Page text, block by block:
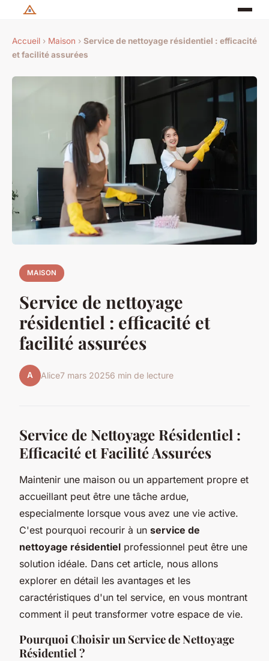
Accueil › Maison › Service de nettoyage résidentiel : efficacité
et facilité assurées
MAISON
Service de nettoyage
résidentiel : efficacité et
facilité assurées
A Alice7 mars 20256 min de lecture
Service de Nettoyage Résidentiel :
Efficacité et Facilité Assurées
Maintenir une maison ou un appartement propre et
accueillant peut être une tâche ardue,
especialmente lorsque vous avez une vie active.
C'est pourquoi recourir à un service de
nettoyage résidentiel professionnel peut être une
solution idéale. Dans cet article, nous allons
explorer en détail les avantages et les
caractéristiques d'un tel service, en vous montrant
comment il peut transformer votre espace de vie.
Pourquoi Choisir un Service de Nettoyage
Résidentiel ?